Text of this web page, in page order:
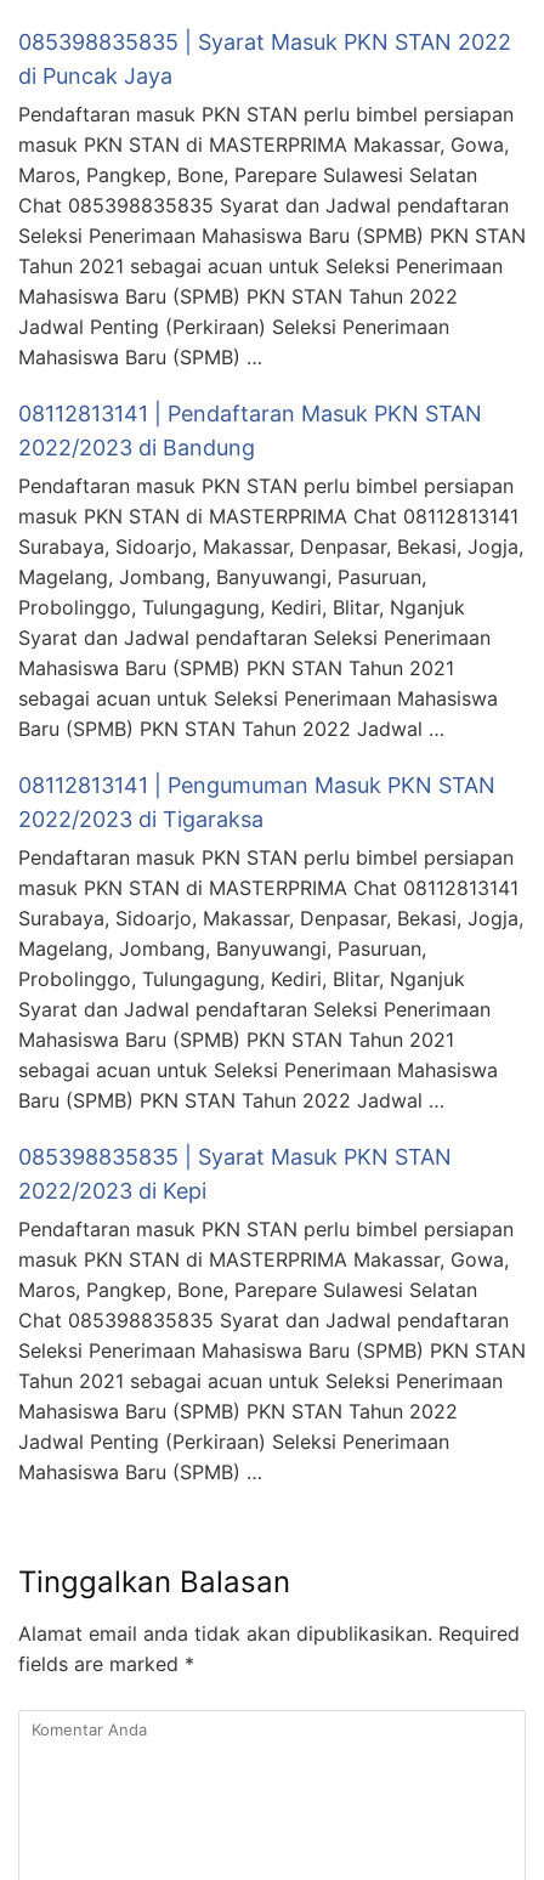
085398835835 | Syarat Masuk PKN STAN 2022
di Puncak Jaya
Pendaftaran masuk PKN STAN perlu bimbel persiapan
masuk PKN STAN di MASTERPRIMA Makassar, Gowa,
Maros, Pangkep, Bone, Parepare Sulawesi Selatan
Chat 085398835835 Syarat dan Jadwal pendaftaran
Seleksi Penerimaan Mahasiswa Baru (SPMB) PKN STAN
Tahun 2021 sebagai acuan untuk Seleksi Penerimaan
Mahasiswa Baru (SPMB) PKN STAN Tahun 2022
Jadwal Penting (Perkiraan) Seleksi Penerimaan
Mahasiswa Baru (SPMB) …
08112813141 | Pendaftaran Masuk PKN STAN
2022/2023 di Bandung
Pendaftaran masuk PKN STAN perlu bimbel persiapan
masuk PKN STAN di MASTERPRIMA Chat 08112813141
Surabaya, Sidoarjo, Makassar, Denpasar, Bekasi, Jogja,
Magelang, Jombang, Banyuwangi, Pasuruan,
Probolinggo, Tulungagung, Kediri, Blitar, Nganjuk
Syarat dan Jadwal pendaftaran Seleksi Penerimaan
Mahasiswa Baru (SPMB) PKN STAN Tahun 2021
sebagai acuan untuk Seleksi Penerimaan Mahasiswa
Baru (SPMB) PKN STAN Tahun 2022 Jadwal …
08112813141 | Pengumuman Masuk PKN STAN
2022/2023 di Tigaraksa
Pendaftaran masuk PKN STAN perlu bimbel persiapan
masuk PKN STAN di MASTERPRIMA Chat 08112813141
Surabaya, Sidoarjo, Makassar, Denpasar, Bekasi, Jogja,
Magelang, Jombang, Banyuwangi, Pasuruan,
Probolinggo, Tulungagung, Kediri, Blitar, Nganjuk
Syarat dan Jadwal pendaftaran Seleksi Penerimaan
Mahasiswa Baru (SPMB) PKN STAN Tahun 2021
sebagai acuan untuk Seleksi Penerimaan Mahasiswa
Baru (SPMB) PKN STAN Tahun 2022 Jadwal …
085398835835 | Syarat Masuk PKN STAN
2022/2023 di Kepi
Pendaftaran masuk PKN STAN perlu bimbel persiapan
masuk PKN STAN di MASTERPRIMA Makassar, Gowa,
Maros, Pangkep, Bone, Parepare Sulawesi Selatan
Chat 085398835835 Syarat dan Jadwal pendaftaran
Seleksi Penerimaan Mahasiswa Baru (SPMB) PKN STAN
Tahun 2021 sebagai acuan untuk Seleksi Penerimaan
Mahasiswa Baru (SPMB) PKN STAN Tahun 2022
Jadwal Penting (Perkiraan) Seleksi Penerimaan
Mahasiswa Baru (SPMB) …
Tinggalkan Balasan
Alamat email anda tidak akan dipublikasikan. Required
fields are marked *